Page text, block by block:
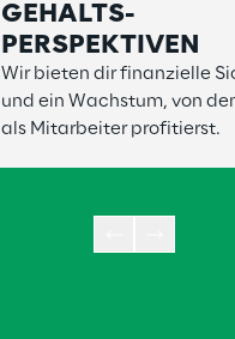
GEHALTS-
PERSPEKTIVEN
Wir bieten dir finanzielle
und ein Wachstum, von
als Mitarbeiter profitierst.